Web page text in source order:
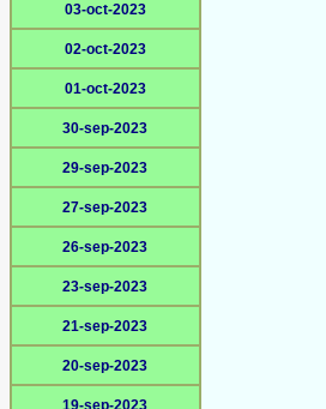
03-oct-2023
02-oct-2023
01-oct-2023
30-sep-2023
29-sep-2023
27-sep-2023
26-sep-2023
23-sep-2023
21-sep-2023
20-sep-2023
19-sep-2023